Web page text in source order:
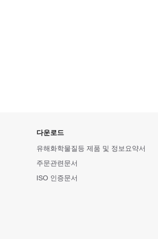
다운로드
유해화학물질등 제품 및 정보요약서
주문관련문서
ISO 인증문서